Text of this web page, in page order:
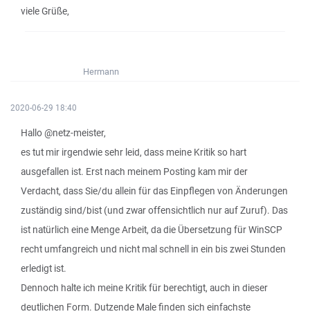
viele Grüße,
Hermann
2020-06-29 18:40
Hallo @netz-meister,
es tut mir irgendwie sehr leid, dass meine Kritik so hart
ausgefallen ist. Erst nach meinem Posting kam mir der
Verdacht, dass Sie/du allein für das Einpflegen von Änderungen
zuständig sind/bist (und zwar offensichtlich nur auf Zuruf). Das
ist natürlich eine Menge Arbeit, da die Übersetzung für WinSCP
recht umfangreich und nicht mal schnell in ein bis zwei Stunden
erledigt ist.
Dennoch halte ich meine Kritik für berechtigt, auch in dieser
deutlichen Form. Dutzende Male finden sich einfachste